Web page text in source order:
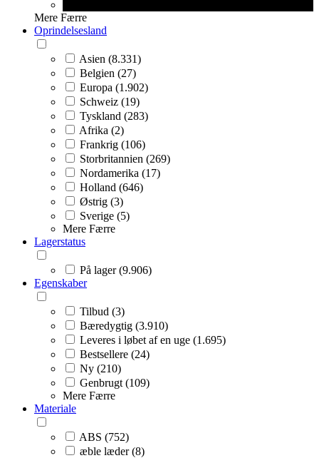
Mere Færre
Oprindelsesland
Asien (8.331)
Belgien (27)
Europa (1.902)
Schweiz (19)
Tyskland (283)
Afrika (2)
Frankrig (106)
Storbritannien (269)
Nordamerika (17)
Holland (646)
Østrig (3)
Sverige (5)
Mere Færre
Lagerstatus
På lager (9.906)
Egenskaber
Tilbud (3)
Bæredygtig (3.910)
Leveres i løbet af en uge (1.695)
Bestsellere (24)
Ny (210)
Genbrugt (109)
Mere Færre
Materiale
ABS (752)
æble læder (8)